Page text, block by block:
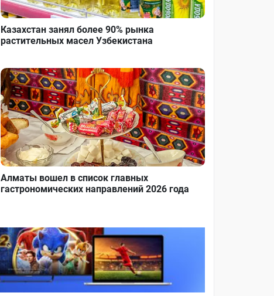
Казахстан занял более 90% рынка
растительных масел Узбекистана
Алматы вошел в список главных
гастрономических направлений 2026 года